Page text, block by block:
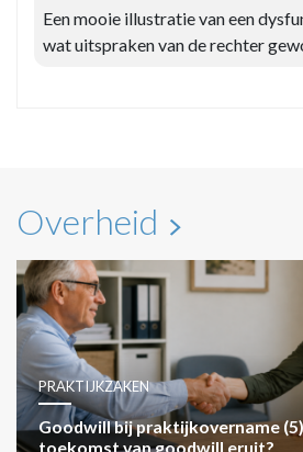
Een mooie illustratie van een
wat uitspraken van de rechter
Overheid
PRAKTIJKZAKEN
Goodwill bij praktijkovername
toekomst van goodwill eruit?